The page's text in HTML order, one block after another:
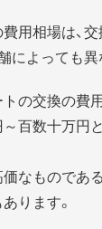
用相場は、
によっても異
の交換の費
百数十万円
なものであ
ります。